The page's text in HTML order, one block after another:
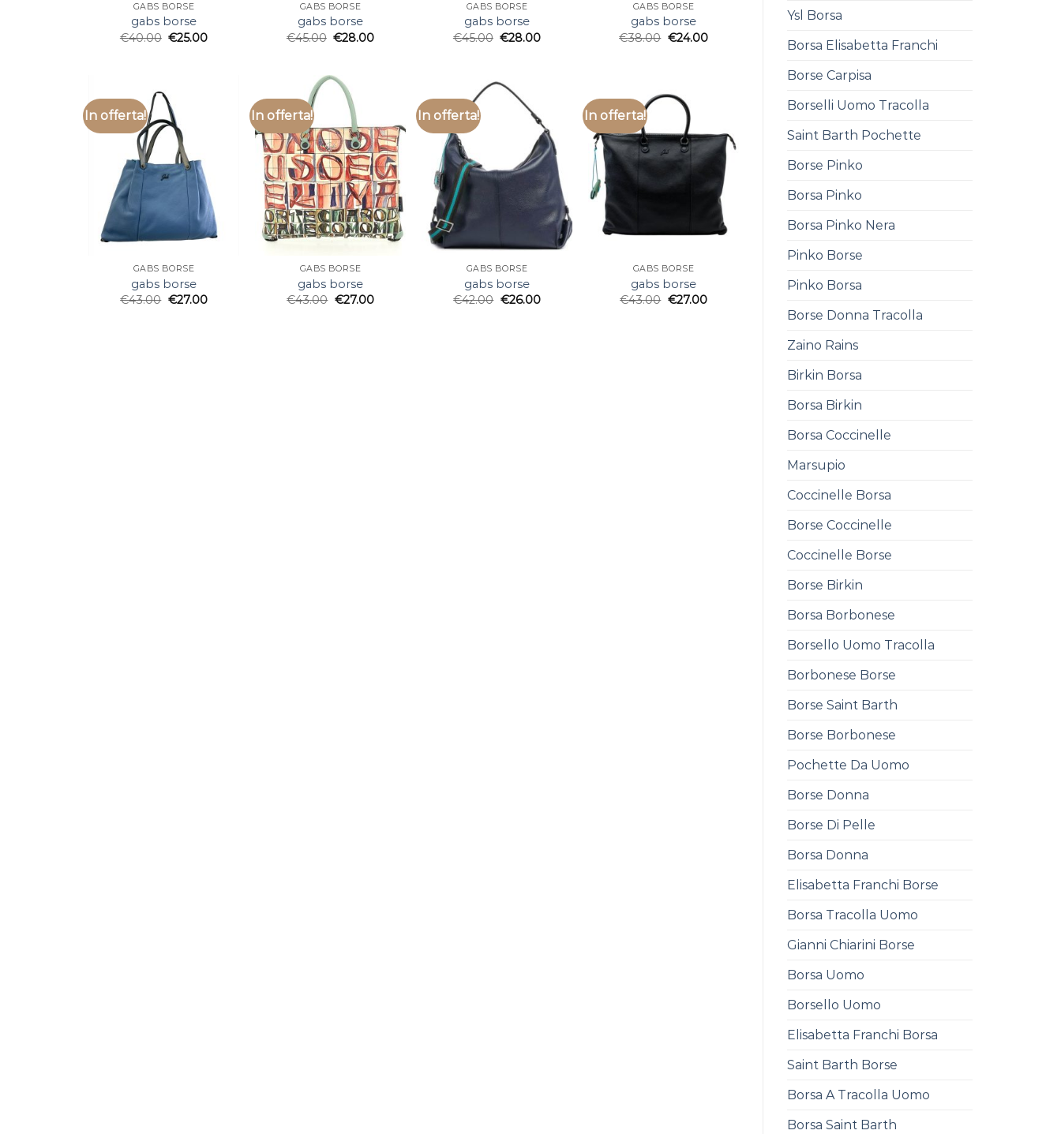
Ysl Borsa
Borsa Elisabetta Franchi
Borse Carpisa
Borselli Uomo Tracolla
Saint Barth Pochette
Borse Pinko
Borsa Pinko
Borsa Pinko Nera
Pinko Borse
Pinko Borsa
Borse Donna Tracolla
Zaino Rains
Birkin Borsa
Borsa Birkin
Borsa Coccinelle
Marsupio
Coccinelle Borsa
Borse Coccinelle
Coccinelle Borse
Borse Birkin
Borsa Borbonese
Borsello Uomo Tracolla
Borbonese Borse
Borse Saint Barth
Borse Borbonese
Pochette Da Uomo
Borse Donna
Borse Di Pelle
Borsa Donna
Elisabetta Franchi Borse
Borsa Tracolla Uomo
Gianni Chiarini Borse
Borsa Uomo
Borsello Uomo
Elisabetta Franchi Borsa
Saint Barth Borse
Borsa A Tracolla Uomo
Borsa Saint Barth
GABS BORSE
gabs borse
€40.00 €25.00
GABS BORSE
gabs borse
€45.00 €28.00
GABS BORSE
gabs borse
€45.00 €28.00
GABS BORSE
gabs borse
€38.00 €24.00
In offerta!
GABS BORSE
gabs borse
€43.00 €27.00
In offerta!
GABS BORSE
gabs borse
€43.00 €27.00
In offerta!
GABS BORSE
gabs borse
€42.00 €26.00
In offerta!
GABS BORSE
gabs borse
€43.00 €27.00